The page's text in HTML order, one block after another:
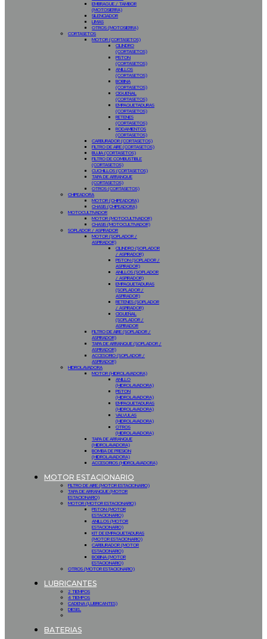
EMBRAGUE / TAMBOR
(MOTOSIERRA)
SILENCIADOR
LIMAS
OTROS (MOTOSIERRA)
CORTASETOS
MOTOR (CORTASETOS)
CILINDRO
(CORTASETOS)
PISTON
(CORTASETOS)
ANILLOS
(CORTASETOS)
BOBINA
(CORTASETOS)
CIGUEÑAL
(CORTASETOS)
EMPAQUETADURAS
(CORTASETOS)
RETENES
(CORTASETOS)
RODAMIENTOS
(CORTASETOS)
CARBURADOR (CORTASETOS)
FILTRO DE AIRE (CORTASETOS)
BUJIA (CORTASETOS)
FILTRO DE COMBUSTIBLE
(CORTASETOS)
CUCHILLOS (CORTASETOS)
TAPA DE ARRANQUE
(CORTASETOS)
OTROS (CORTASETOS)
CHIPEADORA
MOTOR (CHIPEADORA)
CHASIS (CHIPEADORA)
MOTOCULTIVADOR
MOTOR (MOTOCULTIVADOR)
CHASIS (MOTOCULTIVADOR)
SOPLADOR / ASPIRADOR
MOTOR (SOPLADOR /
ASPIRADOR)
CILINDRO (SOPLADOR
/ ASPIRADOR)
PISTON (SOPLADOR /
ASPIRADOR)
ANILLOS (SOPLADOR
/ ASPIRADOR)
EMPAQUETADURAS
(SOPLADOR /
ASPIRADOR)
RETENES (SOPLADOR
/ ASPIRADOR)
CIGUEÑAL
(SOPLADOR /
ASPIRADOR
FILTRO DE AIRE (SOPLADOR /
ASPIRADOR)
TAPA DE ARRANQUE (SOPLADOR /
ASPIRADOR)
ACCESORIO (SOPLADOR /
ASPIRADOR)
HIDROLAVADORA
MOTOR (HIDROLAVADORA)
ANILLO
(HIDROLAVADORA)
PISTON
(HIDROLAVADORA)
EMPAQUETADURAS
(HIDROLAVADORA)
VALVULAS
(HIDROLAVADORA)
OTROS
(HIDROLAVADORA)
TAPA DE ARRANQUE
(HIDROLAVADORA)
BOMBA DE PRESION
(HIDROLAVADORA)
ACCESORIOS (HIDROLAVADORA)
MOTOR ESTACIONARIO
FILTRO DE AIRE (MOTOR ESTACIONARIO)
TAPA DE ARRANQUE (MOTOR
ESTACIONARIO)
MOTOR (MOTOR ESTACIONARIO)
PISTON (MOTOR
ESTACIONARIO)
ANILLOS (MOTOR
ESTACIONARIO)
KIT DE EMPAQUETADURAS
(MOTOR ESTACIONARIO)
CARBURADOR (MOTOR
ESTACIONARIO)
BOBINA (MOTOR
ESTACIONARIO)
OTROS (MOTOR ESTACIONARIO)
LUBRICANTES
2 TIEMPOS
4 TIEMPOS
CADENA (LUBRICANTES)
DIESEL
BATERIAS